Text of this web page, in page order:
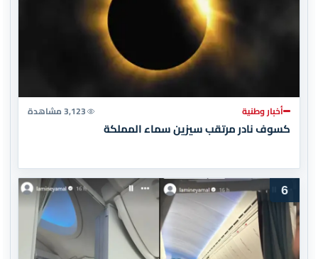
أخبار وطنية 3,123 مشاهدة
كسوف نادر مرتقب سيزين سماء المملكة
6